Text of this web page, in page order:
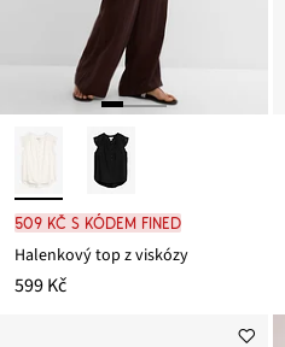
509 Kč s kódem FINED
Halenkový top z viskózy
599 Kč